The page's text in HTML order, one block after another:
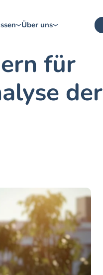
Über uns
Hausbesitzer
Gemeinde
für
der